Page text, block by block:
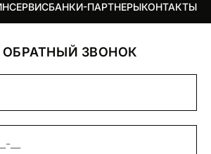
СЕРВИСБАНКИ-ПАРТНЕРЫКОНТАКТЫ
ОБРАТНЫЙ ЗВОНОК